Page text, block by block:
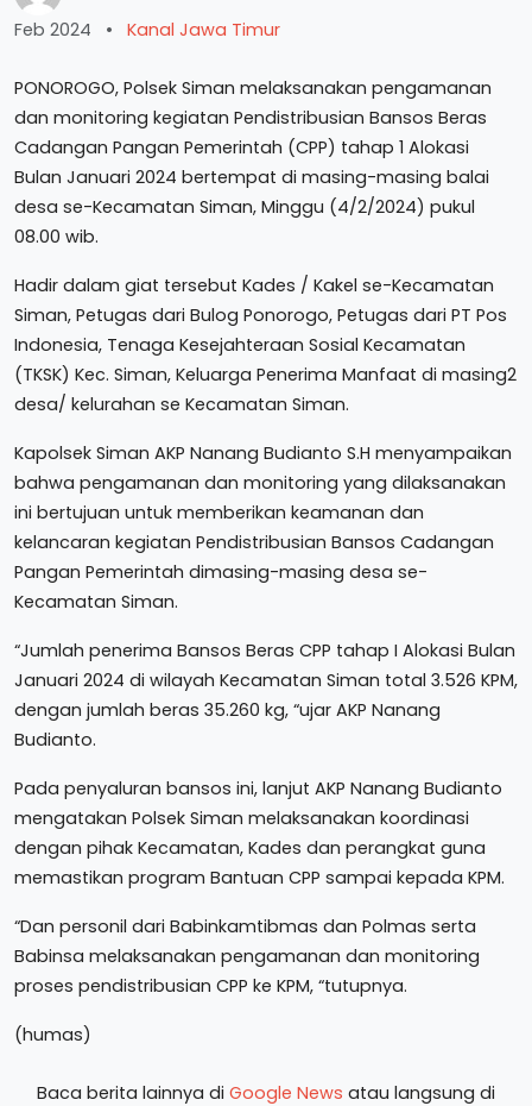
Feb 2024
• Kanal Jawa Timur
PONOROGO, Polsek Siman melaksanakan pengamanan
dan monitoring kegiatan Pendistribusian Bansos Beras
Cadangan Pangan Pemerintah (CPP) tahap 1 Alokasi
Bulan Januari 2024 bertempat di masing-masing balai
desa se-Kecamatan Siman, Minggu (4/2/2024) pukul
08.00 wib.
Hadir dalam giat tersebut Kades / Kakel se-Kecamatan
Siman, Petugas dari Bulog Ponorogo, Petugas dari PT Pos
Indonesia, Tenaga Kesejahteraan Sosial Kecamatan
(TKSK) Kec. Siman, Keluarga Penerima Manfaat di masing2
desa/ kelurahan se Kecamatan Siman.
Kapolsek Siman AKP Nanang Budianto S.H menyampaikan
bahwa pengamanan dan monitoring yang dilaksanakan
ini bertujuan untuk memberikan keamanan dan
kelancaran kegiatan Pendistribusian Bansos Cadangan
Pangan Pemerintah dimasing-masing desa se-
Kecamatan Siman.
“Jumlah penerima Bansos Beras CPP tahap I Alokasi Bulan
Januari 2024 di wilayah Kecamatan Siman total 3.526 KPM,
dengan jumlah beras 35.260 kg, “ujar AKP Nanang
Budianto.
Pada penyaluran bansos ini, lanjut AKP Nanang Budianto
mengatakan Polsek Siman melaksanakan koordinasi
dengan pihak Kecamatan, Kades dan perangkat guna
memastikan program Bantuan CPP sampai kepada KPM.
“Dan personil dari Babinkamtibmas dan Polmas serta
Babinsa melaksanakan pengamanan dan monitoring
proses pendistribusian CPP ke KPM, “tutupnya.
(humas)
Baca berita lainnya di Google News atau langsung di